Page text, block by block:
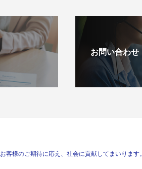
お問い合わせ
お客様のご期待に応え、社会に貢献してまいります。